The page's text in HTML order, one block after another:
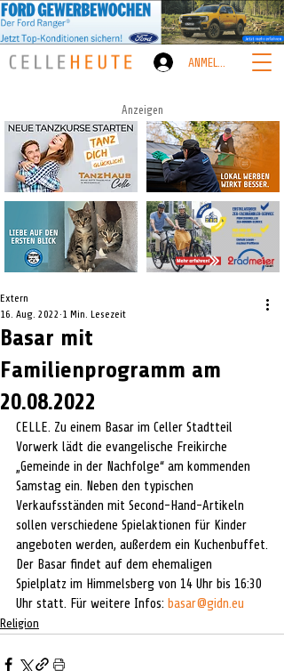
ANMELDEN
Anzeigen
Basar mit
Familienprogramm am
20.08.2022
Extern
16. Aug. 2022 1 Min. Lesezeit
CELLE. Zu einem Basar im Celler Stadtteil
Vorwerk lädt die evangelische Freikirche
„Gemeinde in der Nachfolge“ am kommenden
Samstag ein. Neben den typischen
Verkaufsständen mit Second-Hand-Artikeln
sollen verschiedene Spielaktionen für Kinder
angeboten werden, außerdem ein Kuchenbuffet.
Der Basar findet auf dem ehemaligen
Spielplatz im Himmelsberg von 14 Uhr bis 16:30
Uhr statt. Für weitere Infos: basar@gidn.eu
Religion